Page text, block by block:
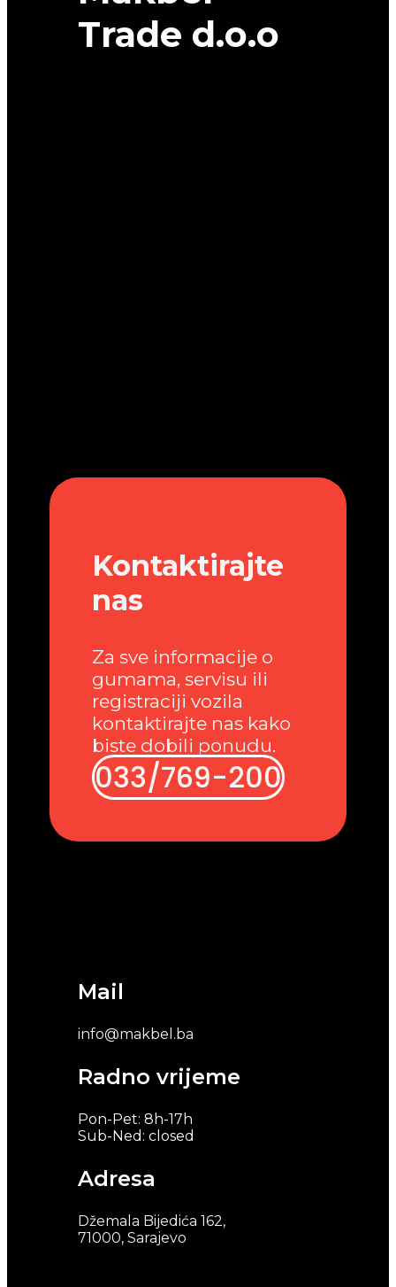
Trade d.o.o
Mail
info@makbel.ba
Radno vrijeme
Pon-Pet: 8h-17h
Sub-Ned: closed
Adresa
Džemala Bijedića 162,
71000, Sarajevo
Kontaktirajte
nas
Za sve informacije o
gumama, servisu ili
registraciji vozila
kontaktirajte nas kako
biste dobili ponudu.
033/769-200